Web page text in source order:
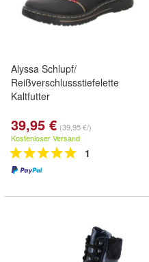
Alyssa Schlupf/
Reißverschlussstiefelette
Kaltfutter
39,95 € (39,95 €/)
Kostenloser Versand
1